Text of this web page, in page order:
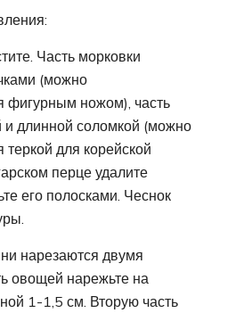
Часть морковки
(можно
фигурным ножом), часть
и длинной соломкой (можно
теркой для корейской
перце удалите
его полосками. Чеснок
нарезаются двумя
овощей нарежьте на
1-1,5 см. Вторую часть